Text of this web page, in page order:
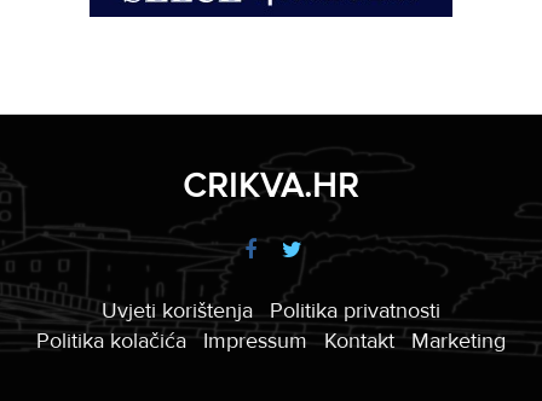
CRIKVA.HR
Uvjeti korištenja
Politika privatnosti
Politika kolačića
Impressum Kontakt Marketing